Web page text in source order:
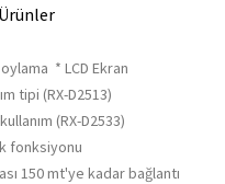
* LCD Ekran
tipi (RX-D2513)
(RX-D2533)
fonksiyonu
150 mt'ye kadar bağlantı